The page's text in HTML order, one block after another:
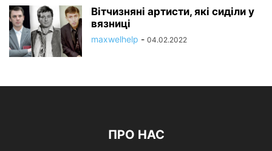
Вітчизняні артисти, які сиділи у
вязниці
maxwelhelp - 04.02.2022
ПРО НАС